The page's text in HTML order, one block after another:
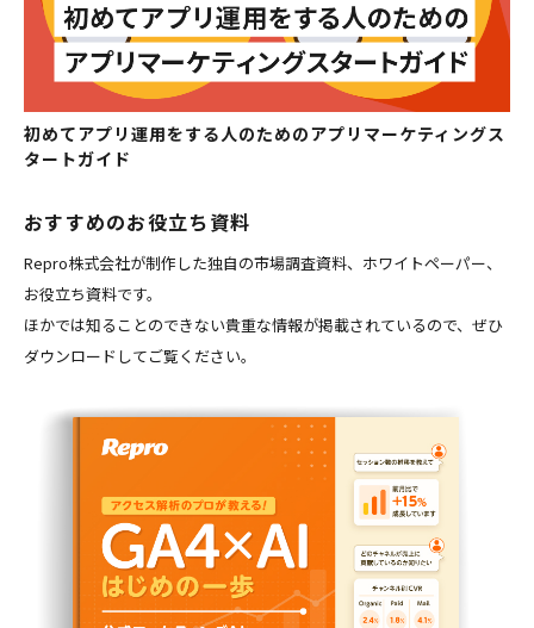
初めてアプリ運用をする人のためのアプリマーケティングス
タートガイド
おすすめのお役立ち資料
Repro株式会社が制作した独自の市場調査資料、ホワイトペーパー、
お役立ち資料です。
ほかでは知ることのできない貴重な情報が掲載されているので、ぜひ
ダウンロードしてご覧ください。